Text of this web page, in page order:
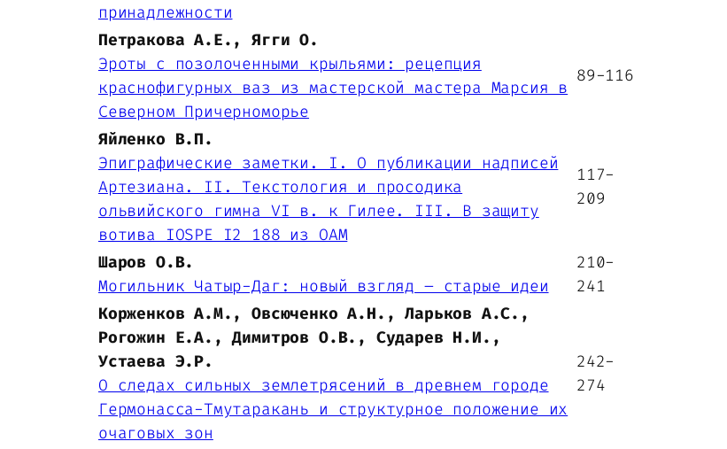
принадлежности
Петракова А.Е., Ягги О.
Эроты с позолоченными крыльями: рецепция
краснофигурных ваз из мастерской мастера Марсия в
Северном Причерноморье
89-116
Яйленко В.П.
Эпиграфические заметки. I. О публикации надписей
Артезиана. II. Текстология и просодика
ольвийского гимна VI в. к Гилее. III. В защиту
вотива IOSPE I2 188 из ОАМ
117-
209
Шаров О.В.
Могильник Чатыр-Даг: новый взгляд – старые идеи
210-
241
Корженков А.М., Овсюченко А.Н., Ларьков А.С.,
Рогожин Е.А., Димитров О.В., Сударев Н.И.,
Устаева Э.Р.
О следах сильных землетрясений в древнем городе
Гермонасса-Тмутаракань и структурное положение их
очаговых зон
242-
274